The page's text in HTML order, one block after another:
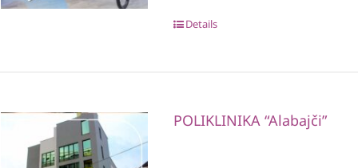
Details
POLIKLINIKA “Alabajči”